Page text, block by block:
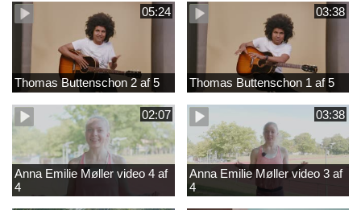
05:24
Thomas Buttenschon 2 af 5
03:38
Thomas Buttenschon 1 af 5
02:07
Anna Emilie Møller video 4 af
4
03:38
Anna Emilie Møller video 3 af
4